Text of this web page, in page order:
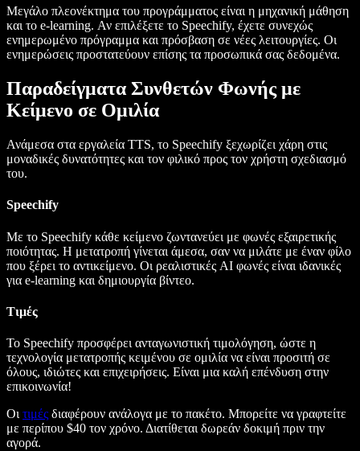
Μεγάλο πλεονέκτημα του προγράμματος είναι η μηχανική μάθηση
και το e-learning. Αν επιλέξετε το Speechify, έχετε συνεχώς
ενημερωμένο πρόγραμμα και πρόσβαση σε νέες λειτουργίες. Οι
ενημερώσεις προστατεύουν επίσης τα προσωπικά σας δεδομένα.
Παραδείγματα Συνθετών Φωνής με
Κείμενο σε Ομιλία
Ανάμεσα στα εργαλεία TTS, το Speechify ξεχωρίζει χάρη στις
μοναδικές δυνατότητες και τον φιλικό προς τον χρήστη σχεδιασμό
του.
Speechify
Με το Speechify κάθε κείμενο ζωντανεύει με φωνές εξαιρετικής
ποιότητας. Η μετατροπή γίνεται άμεσα, σαν να μιλάτε με έναν φίλο
που ξέρει το αντικείμενο. Οι ρεαλιστικές AI φωνές είναι ιδανικές
για e-learning και δημιουργία βίντεο.
Τιμές
Το Speechify προσφέρει ανταγωνιστική τιμολόγηση, ώστε η
τεχνολογία μετατροπής κειμένου σε ομιλία να είναι προσιτή σε
όλους, ιδιώτες και επιχειρήσεις. Είναι μια καλή επένδυση στην
επικοινωνία!
Οι τιμές διαφέρουν ανάλογα με το πακέτο. Μπορείτε να γραφτείτε
με περίπου $40 τον χρόνο. Διατίθεται δωρεάν δοκιμή πριν την
αγορά.